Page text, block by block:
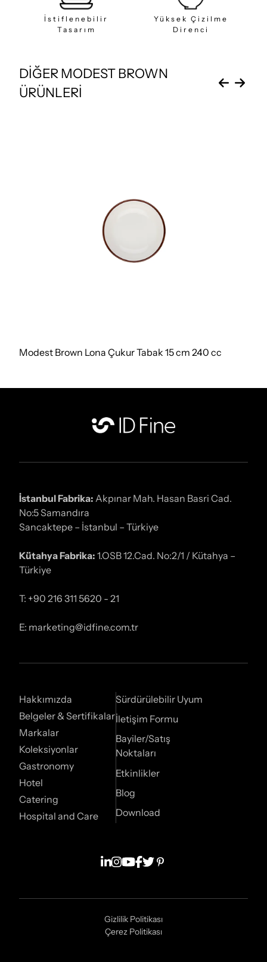
İstiflenebilir
Tasarım
Yüksek Çizilme
Direnci
DİĞER MODEST BROWN
ÜRÜNLERİ
Modest Brown Lona Çukur Tabak 15 cm 240 cc
İstanbul Fabrika: Akpınar Mah. Hasan Basri Cad.
No:5 Samandıra
Sancaktepe – İstanbul – Türkiye
Kütahya Fabrika: 1.OSB 12.Cad. No:2/1 / Kütahya –
Türkiye
T: +90 216 311 5620 - 21
E: marketing@idfine.com.tr
Hakkımızda
Belgeler & Sertifikalar
Markalar
Koleksiyonlar
Gastronomy
Hotel
Catering
Hospital and Care
Sürdürülebilir Uyum
İletişim Formu
Bayiler/Satış
Noktaları
Etkinlikler
Blog
Download
Gizlilik Politikası
Çerez Politikası